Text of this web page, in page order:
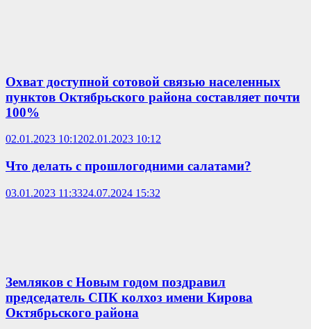
Охват доступной сотовой связью населенных
пунктов Октябрьского района составляет почти
100%
02.01.2023 10:1202.01.2023 10:12
Что делать с прошлогодними салатами?
03.01.2023 11:3324.07.2024 15:32
Земляков с Новым годом поздравил
председатель СПК колхоз имени Кирова
Октябрьского района